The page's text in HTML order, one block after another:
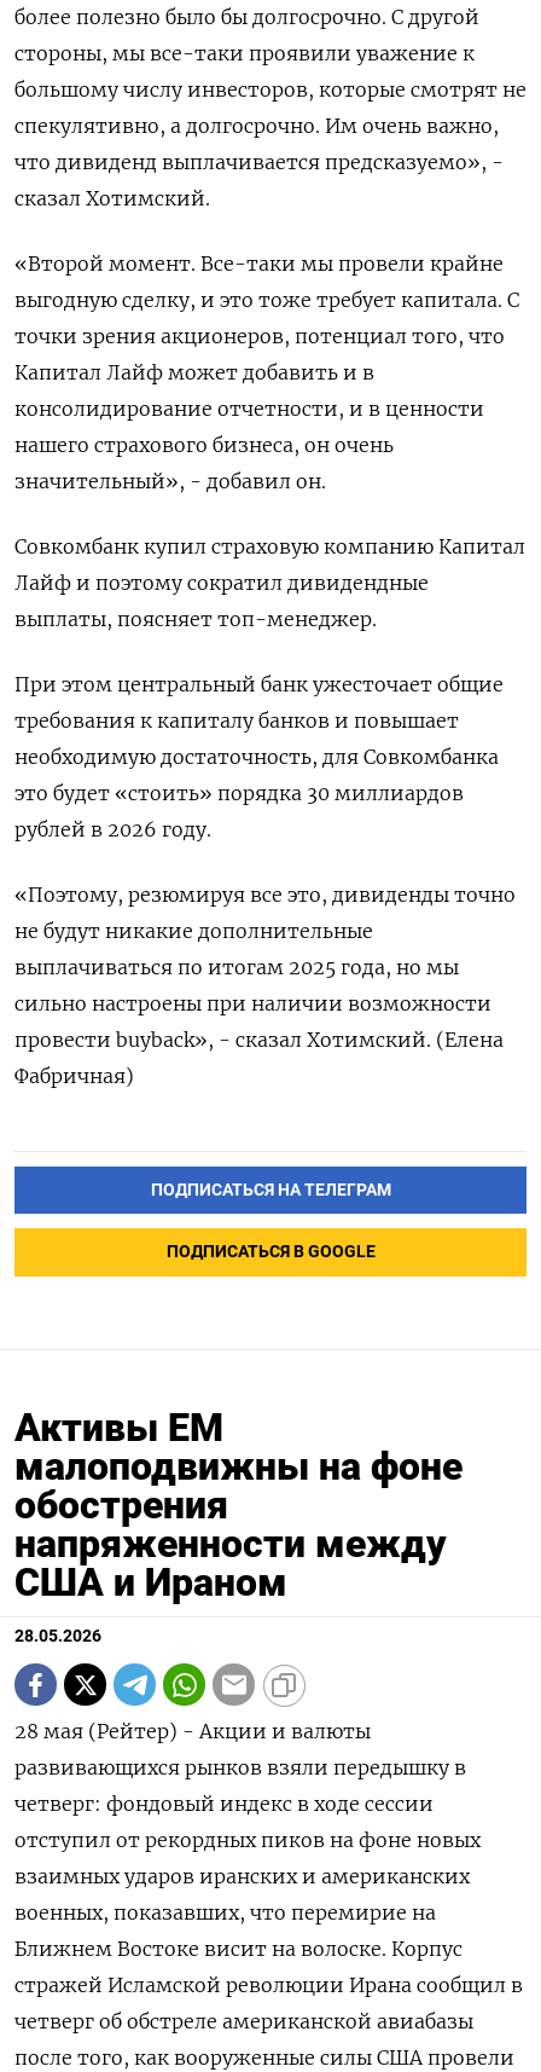
более полезно было бы долгосрочно. С другой
стороны, мы все-таки проявили уважение к
большому числу инвесторов, которые смотрят не
спекулятивно, а долгосрочно. Им очень важно,
что дивиденд выплачивается предсказуемо», -
сказал Хотимский.
«Второй момент. Все-таки мы провели крайне
выгодную сделку, и это тоже требует капитала. С
точки зрения акционеров, потенциал того, что
Капитал Лайф может добавить и в
консолидирование отчетности, и в ​ценности
нашего страхового бизнеса, он ⁠очень
значительный», - добавил он.
Совкомбанк купил страховую компанию Капитал
Лайф и поэтому сократил дивидендные
выплаты, поясняет топ-менеджер.
При этом центральный ‌банк ужесточает общие
требования к капиталу банков и повышает
необходимую достаточность, для Совкомбанка
это ‌будет «стоить» порядка 30 миллиардов
рублей в 2026 году.
«Поэтому, резюмируя все это, дивиденды точно
не ​будут никакие дополнительные
выплачиваться по итогам 2025 года, но мы
сильно ‌настроены при наличии возможности
провести buyback», - сказал Хотимский. (Елена
Фабричная)
ПОДПИСАТЬСЯ НА ТЕЛЕГРАМ
ПОДПИСАТЬСЯ В GOOGLE
Активы ЕМ
малоподвижны на фоне
обострения
напряженности между
США и Ираном
28.05.2026
28 мая (Рейтер) - Акции и валюты
развивающихся рынков взяли передышку в
четверг: фондовый индекс в ходе сессии
отступил от рекордных пиков на фоне новых
‌взаимных ударов иранских и американских
военных, показавших, что перемирие на
Ближнем Востоке висит на волоске. Корпус
стражей Исламской революции Ирана сообщил в
четверг ​об обстреле американской авиабазы
после ​того, как ​вооруженные силы США провели